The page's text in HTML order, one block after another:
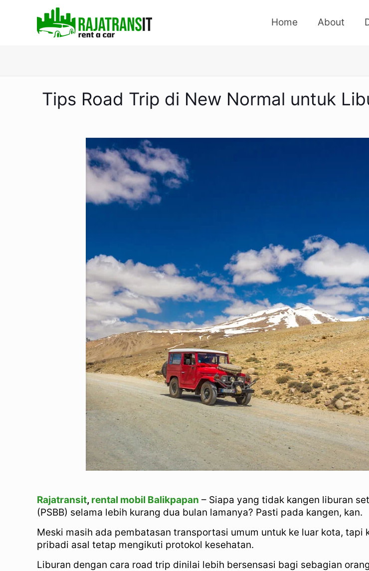
Home About
Tips Road Trip di New Normal untuk
Rajatransit, rental mobil Balikpapan – Siapa yang tidak kangen liburan
(PSBB) selama lebih kurang dua bulan lamanya? Pasti pada kangen, kan.
Meski masih ada pembatasan transportasi umum untuk ke luar kota,
pribadi asal tetap mengikuti protokol kesehatan.
Liburan dengan cara road trip dinilai lebih bersensasi bagi sebagian